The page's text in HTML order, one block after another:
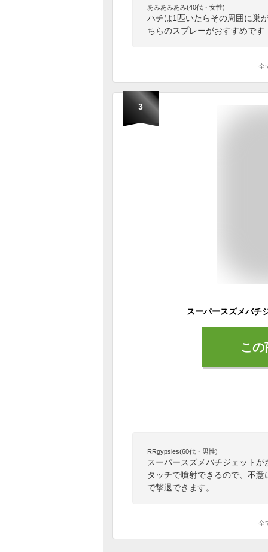
あみあみあみ(40代・女性)
ハチは1匹いたらその周囲に巣
ちらのスプレーがおすすめです
全
3
スーパースズメバチ
こ
RRgypsies(60代・男性)
スーパースズメバチジェット
タッチで噴射できるので、不
で撃退できます。
全